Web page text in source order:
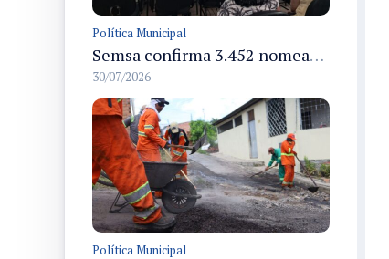
Política Municipal
Semsa confirma 3.452 nomeações em concurso público e revela 1.456 do cadastro de reserva em Manaus
30/07/2026
Política Municipal